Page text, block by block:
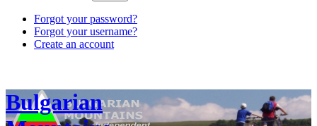
Forgot your password?
Forgot your username?
Create an account
Bulgarian